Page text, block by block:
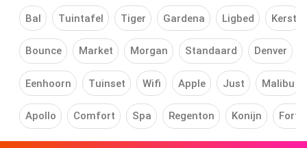
Bal Tuintafel Tiger Gardena Ligbed Kerst
Bounce Market Morgan Standaard Denver
Eenhoorn Tuinset Wifi Apple Just Malibu
Apollo Comfort Spa Regenton Konijn